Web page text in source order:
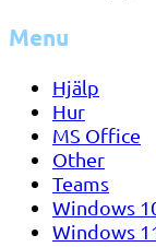
Menu
Hjälp
Hur
MS Office
Other
Teams
Windows
Windows